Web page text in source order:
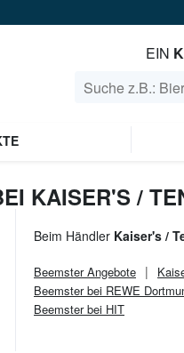
EIN
KAISER'S /
Beim Händler Kaiser's /
BeemsterAngebote
Beemster bei REWE
Beemster bei HIT